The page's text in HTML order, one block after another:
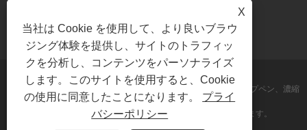
著作権 © 2026 深センディカンテクノロジー株式会社- 大麻油ベイプペン、濃縮
ヴェポライザー、使い捨てベイプ - 無断複写・転載を禁じます。
X
当社は Cookie を使用して、より良いブラウ
ジング体験を提供し、サイトのトラフィッ
クを分析し、コンテンツをパーソナライズ
します。このサイトを使用すると、Cookie
の使用に同意したことになります。 プライ
バシーポリシー